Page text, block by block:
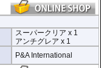
マット仕上げが施され、太
反射を軽減。視認性の低下
読み取りやすくします。も
ても有効です。
:
取り付けに便利なクリー
泡の混入を防ぎ、きれいに
スーパークリア x 1
アンチグレア x 1
P&A International